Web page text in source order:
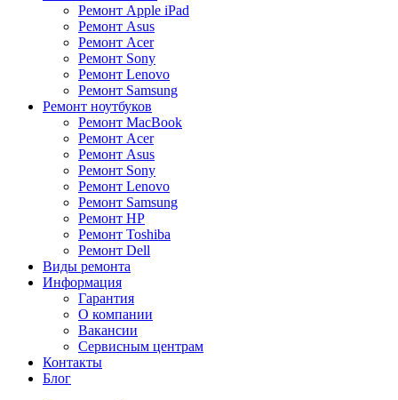
Ремонт Apple iPad
Ремонт Asus
Ремонт Acer
Ремонт Sony
Ремонт Lenovo
Ремонт Samsung
Ремонт ноутбуков
Ремонт MacBook
Ремонт Acer
Ремонт Asus
Ремонт Sony
Ремонт Lenovo
Ремонт Samsung
Ремонт HP
Ремонт Toshiba
Ремонт Dell
Виды ремонта
Информация
Гарантия
О компании
Вакансии
Сервисным центрам
Контакты
Блог